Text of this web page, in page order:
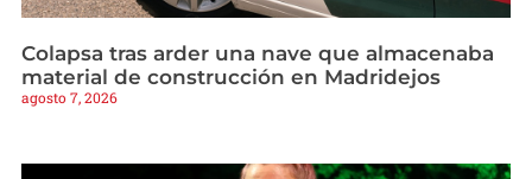
Colapsa tras arder una nave que almacenaba
material de construcción en Madridejos
agosto 7, 2026